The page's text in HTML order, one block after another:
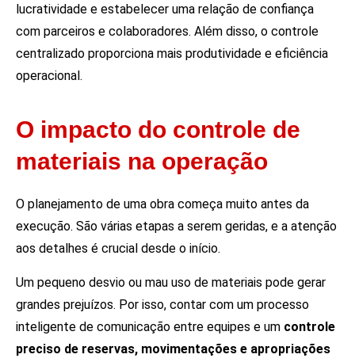
lucratividade e estabelecer uma relação de confiança
com parceiros e colaboradores. Além disso, o controle
centralizado proporciona mais produtividade e eficiência
operacional.
O impacto do controle de
materiais na operação
O planejamento de uma obra começa muito antes da
execução. São várias etapas a serem geridas, e a atenção
aos detalhes é crucial desde o início.
Um pequeno desvio ou mau uso de materiais pode gerar
grandes prejuízos. Por isso, contar com um processo
inteligente de comunicação entre equipes e um controle
preciso de reservas, movimentações e apropriações